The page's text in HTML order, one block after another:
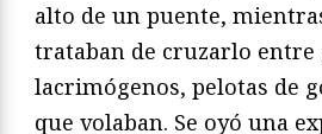
alto de un puente,
trataban de cruzarlo entre
lacrimógenos, pelotas de
que volaban. Se oyó una